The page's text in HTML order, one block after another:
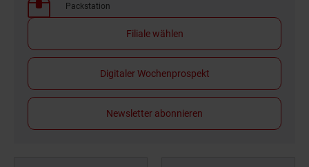
Packstation
Filiale wählen
Digitaler Wochenprospekt
Newsletter abonnieren